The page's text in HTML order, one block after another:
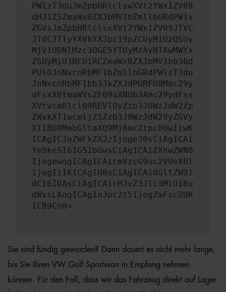
PWlzT3duJmZpbHRlclswXVt2YWx1ZV09
dHJ1ZSZmaWx0ZXJbMV1bZmllbGRdPW1v
ZGVsJmZpbHRlclsxXVt2YWx1ZV09JTVC
JTdCJTIyYXVkYXJpc19pZCUyMiUzQSUy
MjViODNlMzc3OGE5YTUyMzAyNTAwMWYx
ZSUyMiU3RCU1RCZmaWx0ZXJbMV1bb3Bd
PUlOJnNvcnRbMF1bZmllbGRdPWlzT3du
JnNvcnRbMF1bb3JkZXJdPURFU0Mmc29y
dFsxXVtmaWVsZF09aXNUb3Amc29ydFsx
XVtvcmRlcl09REVTQyZzb3J0WzJdW2Zp
ZWxkXT1wcmljZSZzb3J0WzJdW29yZGVy
XT1BU0MmbGltaXQ9MjAmc2tpcD0wIiwK
ICAgICJoZWFkZXJzIjoge30sCiAgICAi
Ym9keSI6IG51bGwsCiAgICAiZXhwZWN0
IjogewogICAgICAicmVzcG9uc2VUeXBl
IjogIiIKICAgIH0sCiAgICAidGltZW91
dCI6IDAsCiAgICAicHJvZ3Jlc3MiOiBu
dWxsLAogICAgInJpc2t5IjogZmFsc2UK
ICB9Cn0=
Sie sind fündig geworden? Dann dauert es nicht mehr lange,
bis Sie Ihren VW Golf Sportsvan in Empfang nehmen
können. Für den Fall, dass wir das Fahrzeug direkt auf Lager